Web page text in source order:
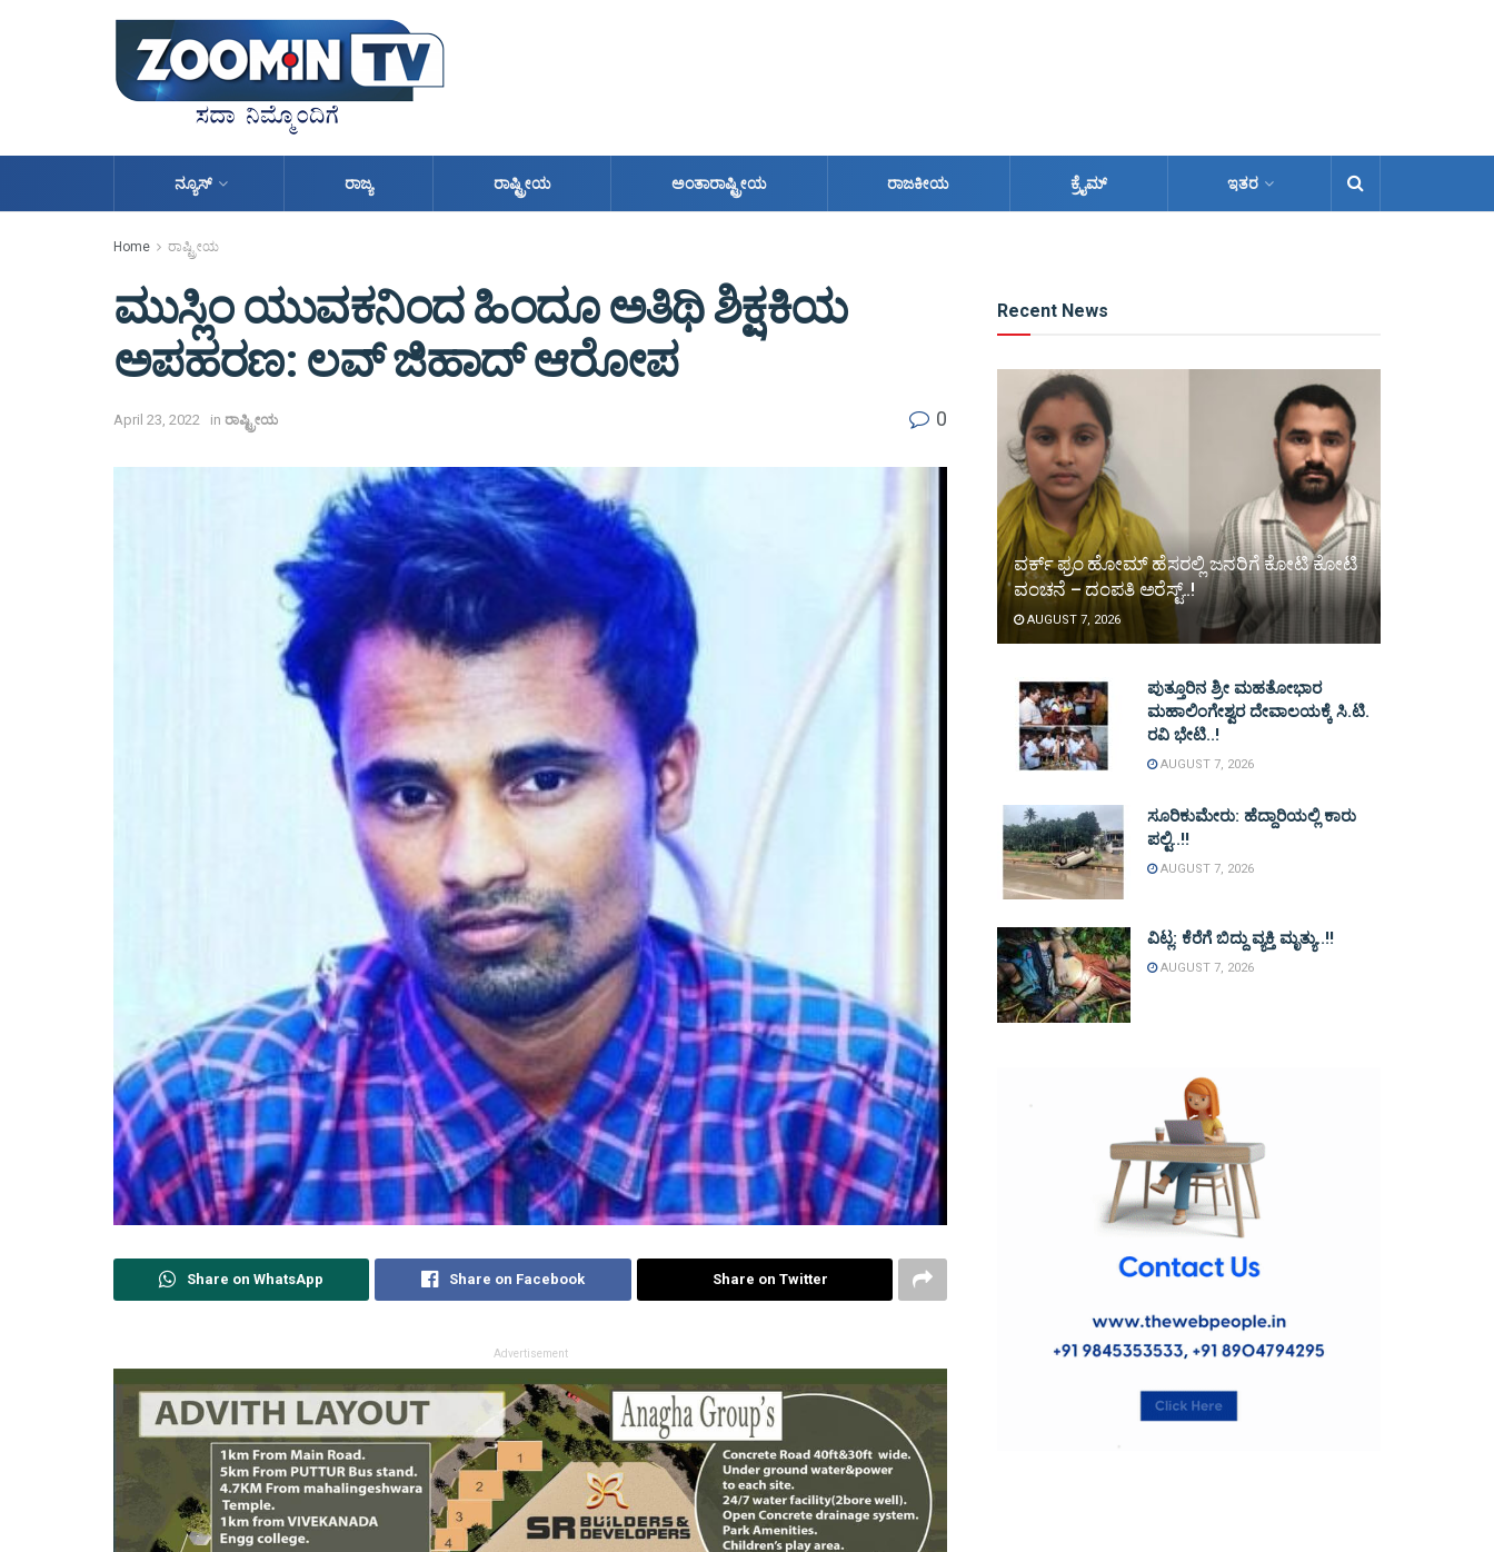
ನ್ಯೂಸ್ ರಾಜ್ಯ ರಾಷ್ಟ್ರೀಯ ಅಂತಾರಾಷ್ಟ್ರೀಯ ರಾಜಕೀಯ ಕ್ರೈಮ್ ಇತರ
Home ರಾಷ್ಟ್ರೀಯ
ಮುಸ್ಲಿಂ ಯುವಕನಿಂದ ಹಿಂದೂ ಅತಿಥಿ ಶಿಕ್ಷಕಿಯ
ಅಪಹರಣ: ಲವ್ ಜಿಹಾದ್ ಆರೋಪ
April 23, 2022 in ರಾಷ್ಟ್ರೀಯ 0
Share on WhatsApp Share on Facebook Share on Twitter
Advertisement
Recent News
ವರ್ಕ್ ಫ್ರಂ ಹೋಮ್ ಹೆಸರಲ್ಲಿ ಜನರಿಗೆ ಕೋಟಿ ಕೋಟಿ
ವಂಚನೆ – ದಂಪತಿ ಅರೆಸ್ಟ್..!
AUGUST 7, 2026
ಪುತ್ತೂರಿನ ಶ್ರೀ ಮಹತೋಭಾರ
ಮಹಾಲಿಂಗೇಶ್ವರ ದೇವಾಲಯಕ್ಕೆ ಸಿ.ಟಿ.
ರವಿ ಭೇಟಿ..!
AUGUST 7, 2026
ಸೂರಿಕುಮೇರು: ಹೆದ್ದಾರಿಯಲ್ಲಿ ಕಾರು
ಪಲ್ಟಿ..!!
AUGUST 7, 2026
ವಿಟ್ಲ: ಕೆರೆಗೆ ಬಿದ್ದು ವ್ಯಕ್ತಿ ಮೃತ್ಯು..!!
AUGUST 7, 2026